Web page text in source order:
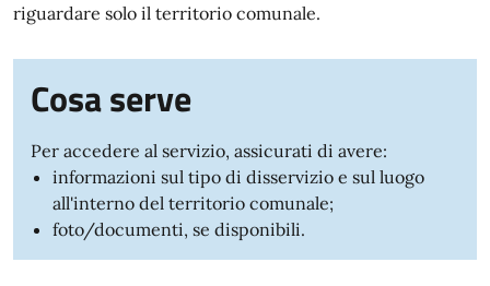
riguardare solo il territorio comunale.
Cosa serve
Per accedere al servizio, assicurati di avere:
informazioni sul tipo di disservizio e sul luogo
all'interno del territorio comunale;
foto/documenti, se disponibili.